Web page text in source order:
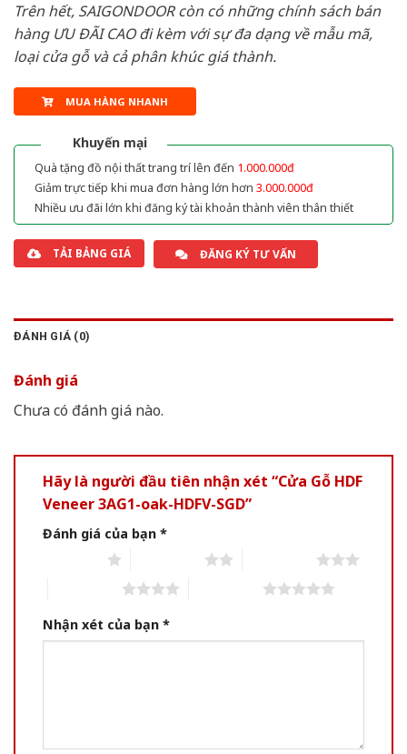
Trên hết, SAIGONDOOR còn có những chính sách bán
hàng ƯU ĐÃI CAO đi kèm với sự đa dạng về mẫu mã,
loại cửa gỗ và cả phân khúc giá thành.
MUA HÀNG NHANH
Khuyến mại
Quà tặng đồ nội thất trang trí lên đến 1.000.000đ
Giảm trực tiếp khi mua đơn hàng lớn hơn 3.000.000đ
Nhiều ưu đãi lớn khi đăng ký tài khoản thành viên thân thiết
TẢI BẢNG GIÁ ĐĂNG KÝ TƯ VẤN
ĐÁNH GIÁ (0)
Đánh giá
Chưa có đánh giá nào.
Hãy là người đầu tiên nhận xét “Cửa Gỗ HDF
Veneer 3AG1-oak-HDFV-SGD”
Đánh giá của bạn *
Nhận xét của bạn *